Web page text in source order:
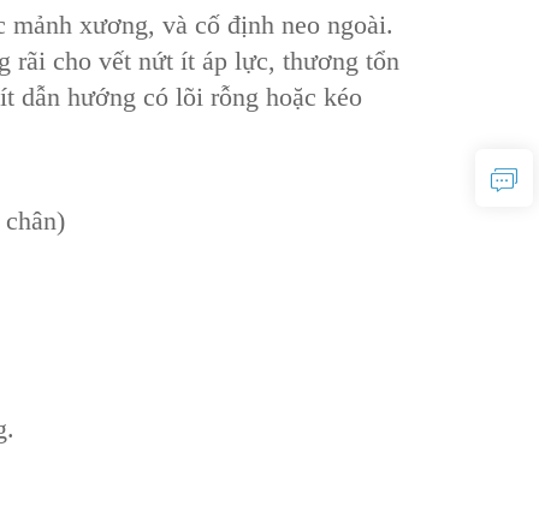
xương‌, và ‌cố định neo ngoài‌.
rãi cho ‌vết nứt ít áp lực‌, ‌thương tổn
dẫn hướng có lõi rỗng‌ hoặc ‌kéo